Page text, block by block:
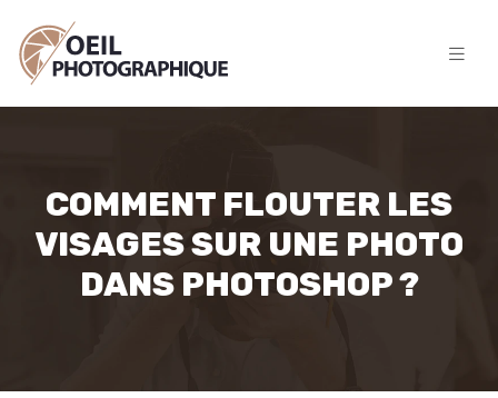
COMMENT FLOUTER LES
VISAGES SUR UNE PHOTO
DANS PHOTOSHOP ?